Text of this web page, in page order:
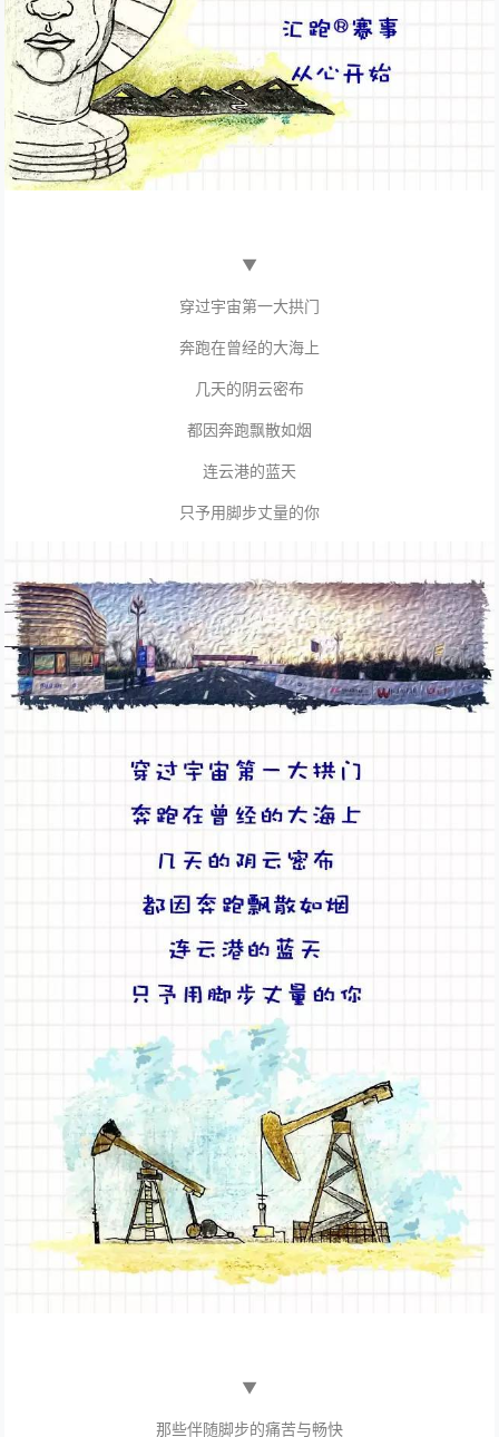
▼
穿过宇宙第一大拱门
奔跑在曾经的大海上
几天的阴云密布
都因奔跑飘散如烟
连云港的蓝天
只予用脚步丈量的你
▼
那些伴随脚步的痛苦与畅快